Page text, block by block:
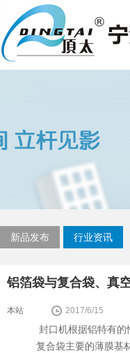
新品发布 行业资讯
铝箔袋与复合袋、真
本站 2017/6/15
封口机根据铝特有的性
复合袋主要的薄膜基材